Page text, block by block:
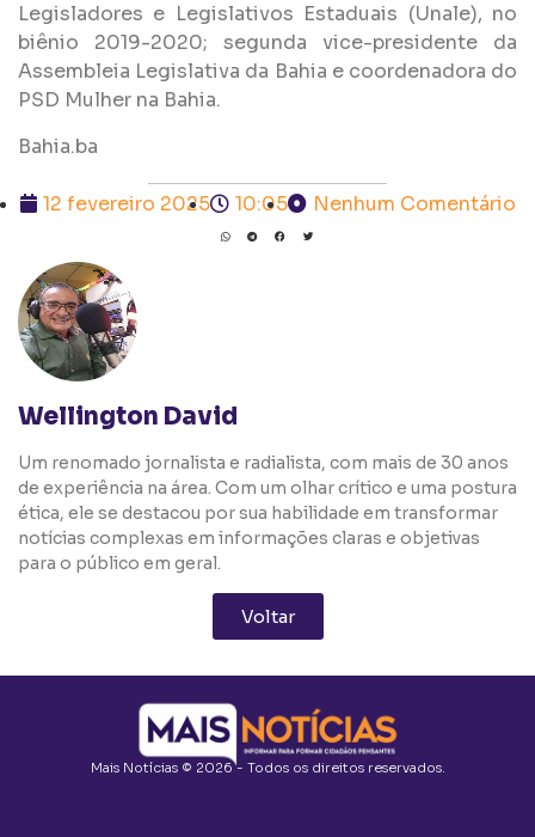
Legisladores e Legislativos Estaduais (Unale), no
biênio 2019-2020; segunda vice-presidente da
Assembleia Legislativa da Bahia e coordenadora do
PSD Mulher na Bahia.
Bahia.ba
12 fevereiro 2025 10:05 Nenhum Comentário
Wellington David
Um renomado jornalista e radialista, com mais de 30 anos
de experiência na área. Com um olhar crítico e uma postura
ética, ele se destacou por sua habilidade em transformar
notícias complexas em informações claras e objetivas
para o público em geral.
Voltar
Mais Notícias © 2026 - Todos os direitos reservados.